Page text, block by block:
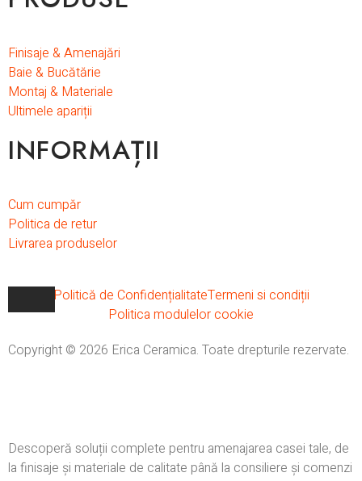
Finisaje & Amenajări
Baie & Bucătărie
Montaj & Materiale
Ultimele apariții
INFORMAȚII
Cum cumpăr
Politica de retur
Livrarea produselor
Politică de ConfidențialitateTermeni si condiții
Politica modulelor cookie
Copyright © 2026 Erica Ceramica. Toate drepturile rezervate.
Descoperă soluții complete pentru amenajarea casei tale, de
la finisaje și materiale de calitate până la consiliere și comenzi